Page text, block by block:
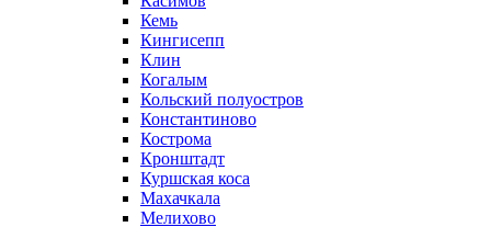
Кемь
Кингисепп
Клин
Когалым
Кольский полуостров
Константиново
Кострома
Кронштадт
Куршская коса
Махачкала
Мелихово